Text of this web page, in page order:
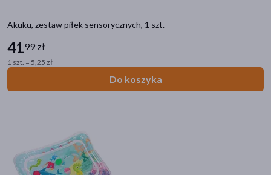
Akuku, zestaw piłek sensorycznych, 1 szt.
4199 zł
1 szt. = 5,25 zł
Do koszyka